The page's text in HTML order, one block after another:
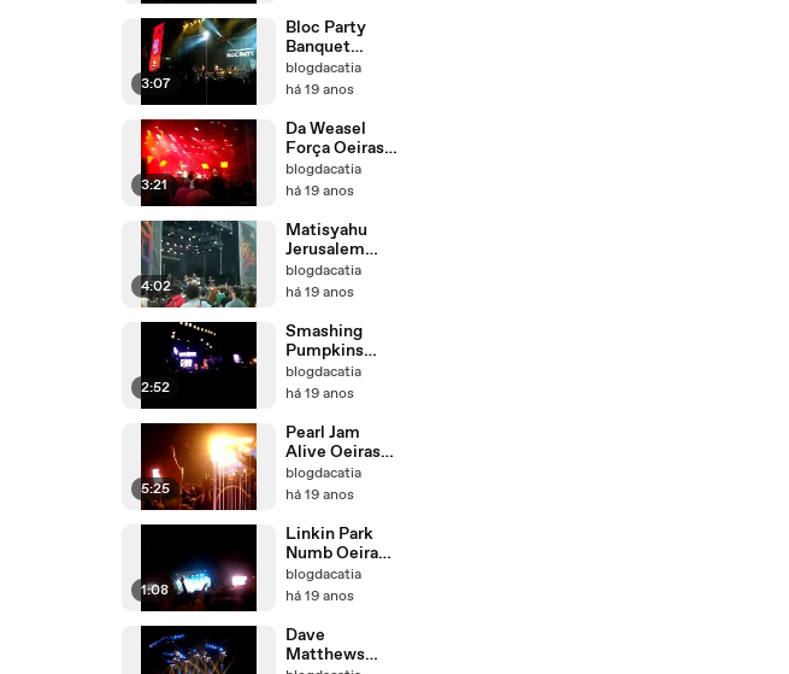
3:07
Bloc Party
Banquet
SBSR
blogdacatia
há 19 anos
3:21
Da Weasel
Força Oeiras
Alive
blogdacatia
há 19 anos
4:02
Matisyahu
Jerusalem
Oeiras Alive
blogdacatia
há 19 anos
2:52
Smashing
Pumpkins
Disarm Oeiras
Alive
blogdacatia
há 19 anos
5:25
Pearl Jam
Alive Oeiras
Alive
blogdacatia
há 19 anos
1:08
Linkin Park
Numb Oeiras
Alive
blogdacatia
há 19 anos
Dave
Matthews